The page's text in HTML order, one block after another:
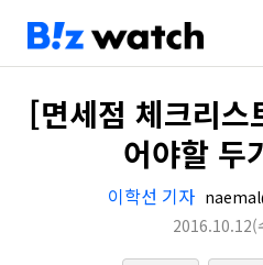
[면세점 체크리
어야할 두
이학선 기자
2016.10.12(